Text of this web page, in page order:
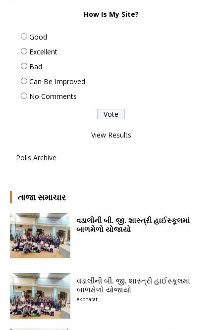
How Is My Site?
Good
Excellent
Bad
Can Be Improved
No Comments
View Results
Polls Archive
તાજા સમાચાર
વડાલીની બી. જી. શાસ્ત્રી હાઈસ્કૂલમાં
બાળમેળો યોજાયો
વડાલીની બી. જી. શાસ્ત્રી હાઈસ્કૂલમાં
બાળમેળો યોજાયો
ekbharat